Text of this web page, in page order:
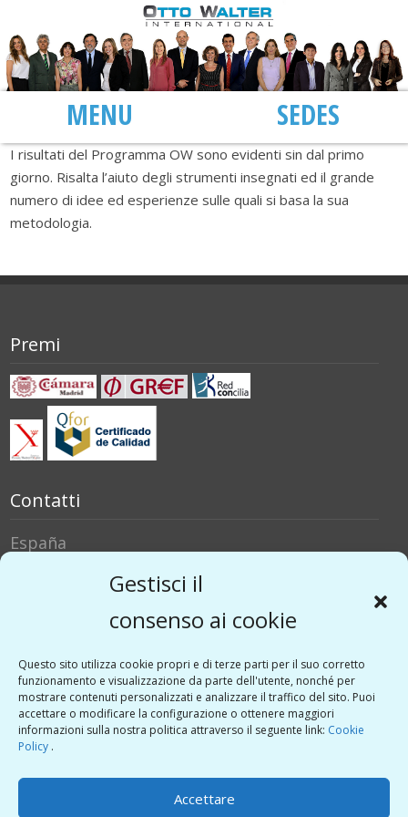
Gestisci il
consenso ai cookie
Questo sito utilizza cookie propri e di terze parti per il suo corretto
funzionamento e visualizzazione da parte dell'utente, nonché per
mostrare contenuti personalizzati e analizzare il traffico del sito. Puoi
accettare o modificare la configurazione o ottenere maggiori
informazioni sulla nostra politica attraverso il seguente link: Cookie
Policy .
Accettare
MENU SEDI
I risultati del Programma OW sono evidenti sin dal primo
giorno. Risalta l’aiuto degli strumenti insegnati ed il grande
numero di idee ed esperienze sulle quali si basa la sua
metodologia.
Premi
Contatti
España
Social Media
Twitter
Linkedin
Vimeo
Guido Sicurella